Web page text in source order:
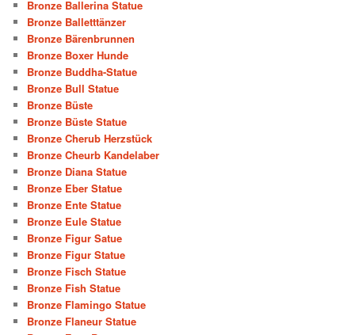
Bronze Ballerina Statue
Bronze Balletttänzer
Bronze Bärenbrunnen
Bronze Boxer Hunde
Bronze Buddha-Statue
Bronze Bull Statue
Bronze Büste
Bronze Büste Statue
Bronze Cherub Herzstück
Bronze Cheurb Kandelaber
Bronze Diana Statue
Bronze Eber Statue
Bronze Ente Statue
Bronze Eule Statue
Bronze Figur Satue
Bronze Figur Statue
Bronze Fisch Statue
Bronze Fish Statue
Bronze Flamingo Statue
Bronze Flaneur Statue